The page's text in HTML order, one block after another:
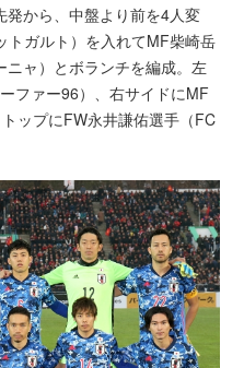
発から、中盤より前を4人変
トガルト）を入れてMF柴崎岳
ャ）とボランチを編成。左
ファー96）、右サイドにMF
ップにFW永井謙佑選手（FC